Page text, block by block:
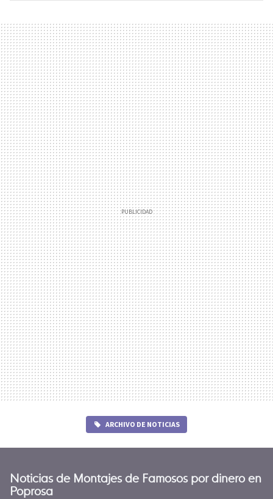
ARCHIVO DE NOTICIAS
Noticias de Montajes de Famosos por dinero en
Poprosa